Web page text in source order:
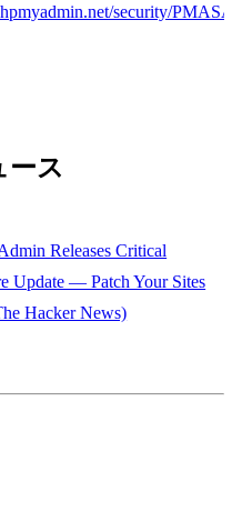
security/PMASA-
ース
Releases Critical
Update — Patch Your Sites
Hacker News)